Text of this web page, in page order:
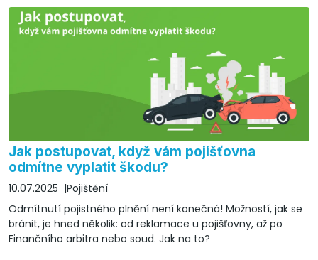
Jak postupovat, když vám pojišťovna
odmítne vyplatit škodu?
10.07.2025
Pojištění
Odmítnutí pojistného plnění není konečná! Možností, jak se
bránit, je hned několik: od reklamace u pojišťovny, až po
Finančního arbitra nebo soud. Jak na to?